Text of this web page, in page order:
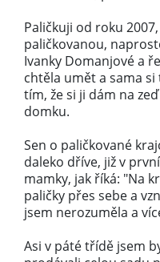
Paličkuji od roku
paličkovanou,
Ivanky Domanjové a
chtěla umět a sama
tím, že si ji dám na
domku.
Sen o paličkované
daleko dříve, již v
mamky, jak říká: "Na
paličky přes sebe a
jsem nerozuměla a
Asi v páté třídě jsem